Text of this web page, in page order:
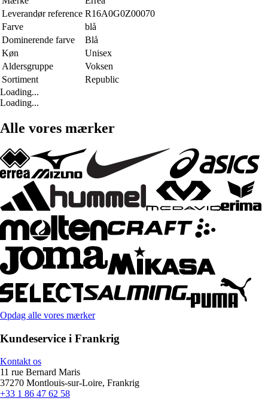
Leverandør reference R16A0G0Z00070
Farve
blå
Dominerende farve
Blå
Køn
Unisex
Aldersgruppe
Voksen
Sortiment
Republic
Loading...
Loading...
Alle vores mærker
Opdag alle vores mærker
Kundeservice i Frankrig
Kontakt os
11 rue Bernard Maris
37270 Montlouis-sur-Loire, Frankrig
+33 1 86 47 62 58